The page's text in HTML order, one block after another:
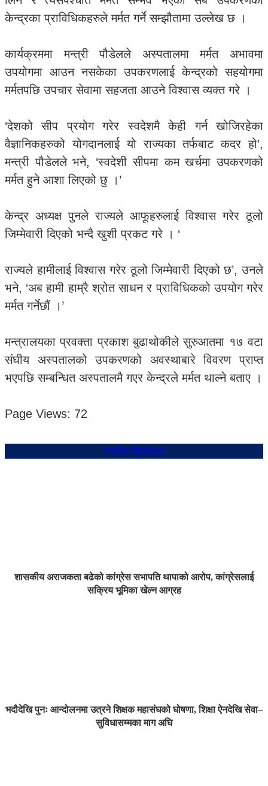
केन्द्रका प्राविधिकहरुले मर्मत गर्ने सम्झौतामा उल्लेख छ ।
कार्यक्रममा मन्त्री पौडेलले अस्पतालमा मर्मत अभावमा
उपयोगमा आउन नसकेका उपकरणलाई केन्द्रको सहयोगमा
मर्मतपछि उपचार सेवामा सहजता आउने विश्वास व्यक्त गरे ।
‘देशको सीप प्रयोग गरेर स्वदेशमै केही गर्न खोजिरहेका
वैज्ञानिकहरुको योगदानलाई यो राज्यका तर्फबाट कदर हो’,
मन्त्री पौडेलले भने, ‘स्वदेशी सीपमा कम खर्चमा उपकरणको
मर्मत हुने आशा लिएको छु ।’
केन्द्र अध्यक्ष पुनले राज्यले आफूहरुलाई विश्वास गरेर ठूलो
जिम्मेवारी दिएको भन्दै खुशी प्रकट गरे । ‘
राज्यले हामीलाई विश्वास गरेर ठूलो जिम्मेवारी दिएको छ’, उनले
भने, ‘अब हामी हाम्रै श्रोत साधन र प्राविधिकको उपयोग गरेर
मर्मत गर्नेछौं ।’
मन्त्रालयका प्रवक्ता प्रकाश बुढाथोकीले सुरुआतमा १७ वटा
संघीय अस्पतालको उपकरणको अवस्थाबारे विवरण प्राप्त
भएपछि सम्बन्धित अस्पतालमै गएर केन्द्रले मर्मत थाल्ने बताए ।
Page Views: 72
संबन्धित शिर्षकहरु
शासकीय अराजकता बढेको कांग्रेस सभापति थापाको आरोप, कांग्रेसलाई
सक्रिय भूमिका खेल्न आग्रह
भदौदेखि पुनः आन्दोलनमा उत्रने शिक्षक महासंघको घोषणा, शिक्षा ऐनदेखि सेवा–
सुविधासम्मका माग अघि